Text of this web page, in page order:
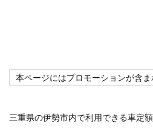
本ページにはプロモーションが含ま
三重県の伊勢市内で利用できる車定